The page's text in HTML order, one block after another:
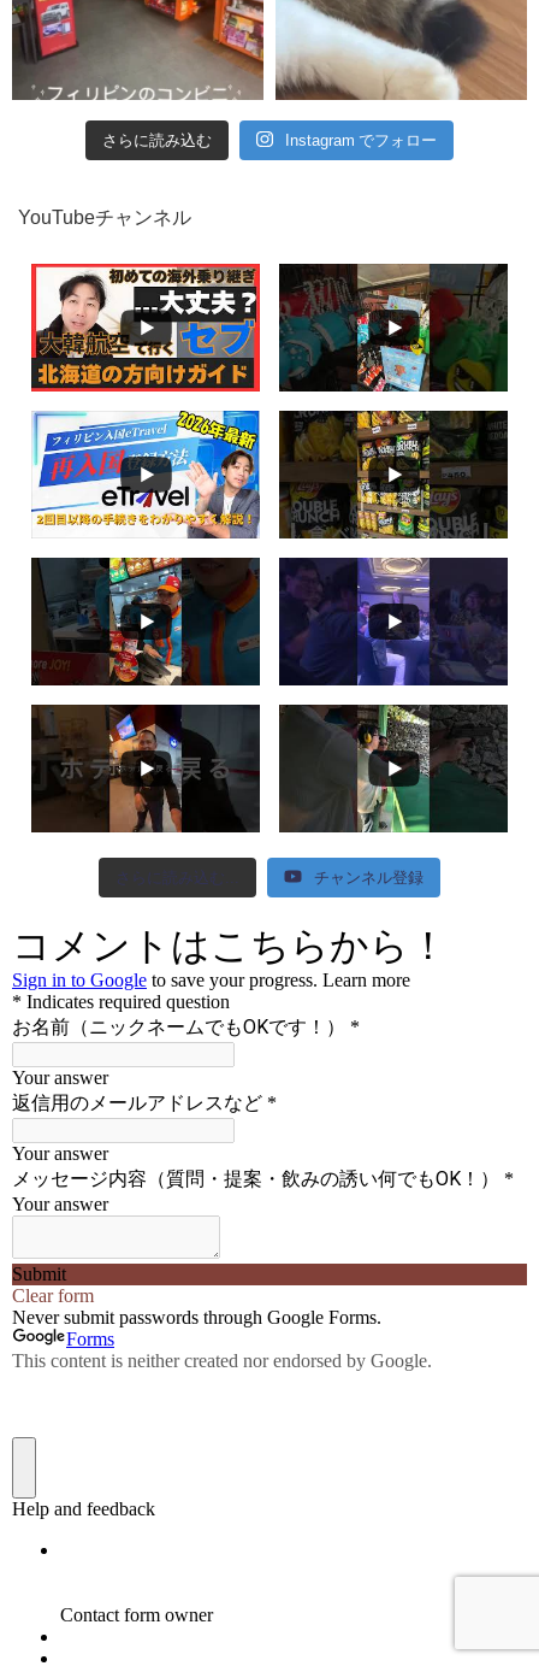
さらに読み込む Instagram でフォロー
YouTubeチャンネル
さらに読み込む... チャンネル登録